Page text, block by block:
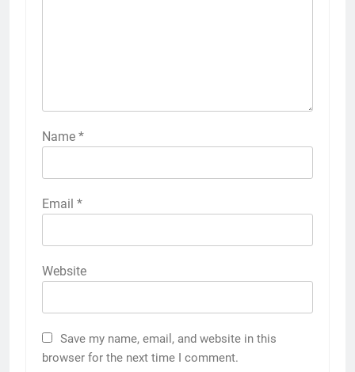
Name *
Email *
Website
Save my name, email, and website in this
browser for the next time I comment.